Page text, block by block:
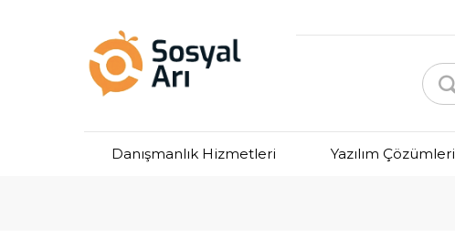
Danışmanlık Hizmetleri Yazılım Çözümleri